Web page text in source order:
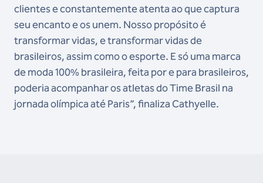
clientes e constantemente atenta ao que captura
seu encanto e os unem. Nosso propósito é
transformar vidas, e transformar vidas de
brasileiros, assim como o esporte. E só uma marca
de moda 100% brasileira, feita por e para brasileiros,
poderia acompanhar os atletas do Time Brasil na
jornada olímpica até Paris”, finaliza Cathyelle.